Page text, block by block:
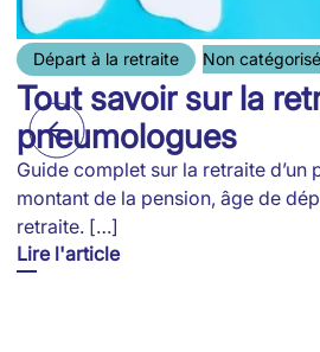
Départ à la retraite Non catégorisé
Tout savoir sur la
pneumologues
Guide complet sur la retraite d’un
montant de la pension, âge de
retraite. […]
Lire l'article